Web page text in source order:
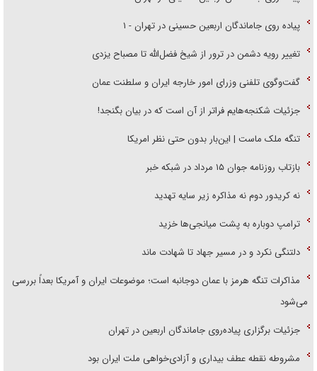
پیاده روی جاماندگان اربعین حسینی در تهران - ۱
تغییر رویه دشمن در ترور از شیخ فضل‌الله تا مصباح یزدی
گفت‌وگوی تلفنی وزرای امور خارجه ایران و سلطنت عمان
جزئیات شکنجه‌هایم فراتر از آن است که در بیان بگنجد!
تنگه ملک ماست | این‌بار بدون حتی نظر امریکا
بازتاب روزنامه جوان ۱۵ مرداد در شبکه خبر
نه کریدور دوم نه مذاکره زیر سایه تهدید
ترامپ دوباره به پشت میانجی‌ها خزید
دلتنگی نکرد و در مسیر جهاد تا شهادت ماند
مذاکرات تنگه هرمز با عمان دوجانبه است؛ موضوعات ایران و آمریکا بعداً بررسی
می‌شود
جزئیات برگزاری پیاده‌روی جاماندگان اربعین در تهران
مشروطه نقطه عطف بیداری و آزادی‌خواهی ملت ایران بود